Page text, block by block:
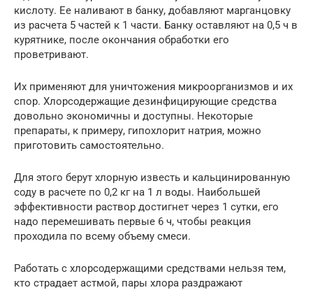
кислоту. Ее наливают в банку, добавляют марганцовку
из расчета 5 частей к 1 части. Банку оставляют на 0,5 ч в
курятнике, после окончания обработки его
проветривают.
Их применяют для уничтожения микроорганизмов и их
спор. Хлорсодержащие дезинфицирующие средства
довольно экономичны и доступны. Некоторые
препараты, к примеру, гипохлорит натрия, можно
приготовить самостоятельно.
Для этого берут хлорную известь и кальцинированную
соду в расчете по 0,2 кг на 1 л воды. Наибольшей
эффективности раствор достигнет через 1 сутки, его
надо перемешивать первые 6 ч, чтобы реакция
проходила по всему объему смеси.
Работать с хлорсодержащими средствами нельзя тем,
кто страдает астмой, пары хлора раздражают